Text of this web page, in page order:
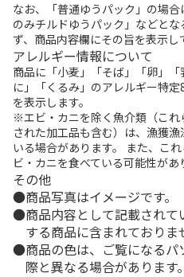
なお、「普通ゆうパック」の場
のみチルドゆうパック」などと
ず、商品内容欄にその旨を表示し
アレルギー情報について
商品に「小麦」「そば」「卵」
に」「くるみ」のアレルギー特
を表示します。
※エビ・カニを除く魚介類（こ
された加工品も含む）は、漁獲
いる場合があります。 また、こ
ビ・カニを食べている可能性があ
その他
商品写真はイメージです。
商品内容として記載され
する商品に含まれておりま
商品の色は、ご覧になる
際と異なる場合があります。